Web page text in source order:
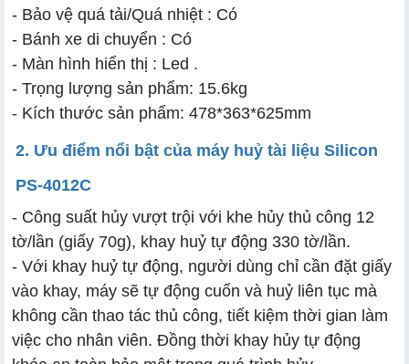
- Bảo vệ quá tải/Quá nhiệt : Có
- Bánh xe di chuyển : Có
- Màn hình hiển thị : Led .
- Trọng lượng sản phẩm: 15.6kg
- Kích thước sản phẩm: 478*363*625mm
2. Ưu điểm nổi bật của máy huỷ tài liệu Silicon
PS-4012C
- Công suất hủy vượt trội với khe hủy thủ công 12
tờ/lần (giấy 70g), khay huỷ tự động 330 tờ/lần.
- Với khay huỷ tự động, người dùng chỉ cần đặt giấy
vào khay, máy sẽ tự động cuốn và huỷ liên tục mà
không cần thao tác thủ công, tiết kiệm thời gian làm
việc cho nhân viên. Đồng thời khay hủy tự động